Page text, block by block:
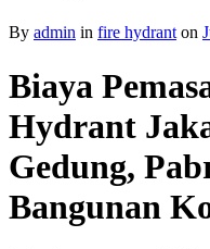
By admin in fire hydrant on
Biaya
Hydrant
Gedung,
Bangunan